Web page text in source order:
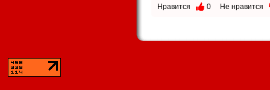
Нравится 0 Не нравится